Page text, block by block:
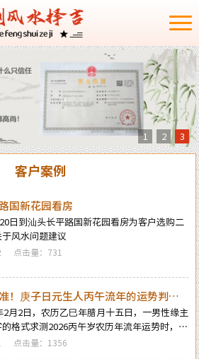
1 2 3
客户案例
国新花园看房
日到汕头长平路国新花园看房为客户选购二
风水问题建议
点击量：731
！庚子日元生人丙午流年的运势判断
2月2日，农历乙巳年腊月十五日，一男性缘主
格式求测2026丙午岁农历年流年运势时，本
的流年及流月运势的判断章，至2026年农历
点击量：1356